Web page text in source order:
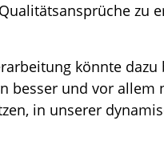
zu
könnte
besser und vor allem
in unserer